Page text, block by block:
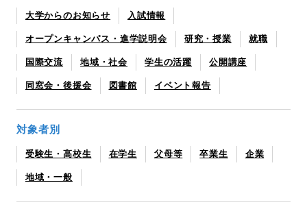
大学からのお知らせ 入試情報
オープンキャンパス・進学説明会 研究・授業 就職
国際交流 地域・社会 学生の活躍 公開講座
同窓会・後援会 図書館 イベント報告
対象者別
受験生・高校生 在学生 父母等 卒業生 企業
地域・一般